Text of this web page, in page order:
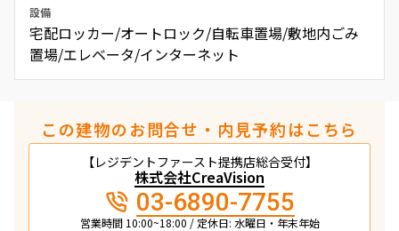
設備
宅配ロッカー/オートロック/自転車置場/敷地内ごみ
置場/エレベータ/インターネット
この建物のお問合せ・内見予約はこちら
【レジデントファースト提携店総合受付】
株式会社CreaVision
03-6890-7755
営業時間 10:00~18:00 / 定休日: 水曜日・年末年始